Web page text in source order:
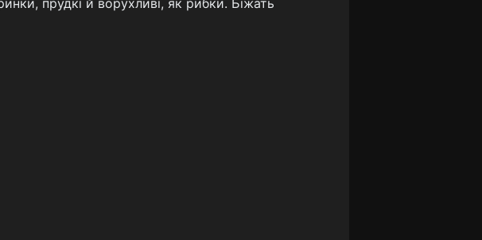
прудкі й ворухливі, як рибки. Біжать